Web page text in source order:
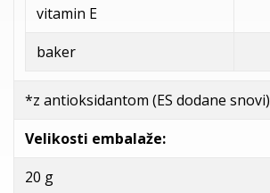
vitamin E
baker
*z antioksidantom (ES dodane snovi)
Velikosti embalaže:
20 g